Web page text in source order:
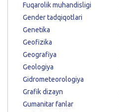
Fuqarolik muhandisligi
Gender tadqiqotlari
Genetika
Geofizika
Geografiya
Geologiya
Gidrometeorologiya
Grafik dizayn
Gumanitar fanlar